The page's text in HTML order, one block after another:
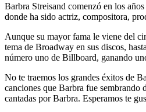
Barbra Streisand comenzó en los
donde ha sido actriz, compositora,
Aunque su mayor fama le viene del
tema de Broadway en sus discos,
número uno de Billboard, ganando
No te traemos los grandes éxitos de
canciones que Barbra fue sembrando
cantadas por Barbra. Esperamos te